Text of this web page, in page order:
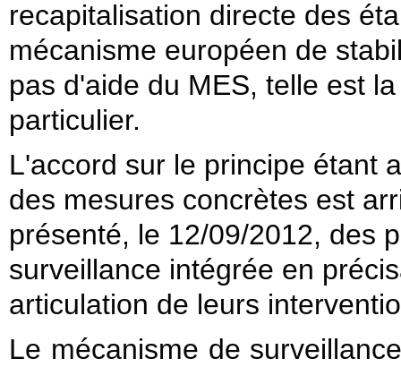
recapitalisation directe des
mécanisme européen de
pas d'aide du MES, telle est
particulier.
L'accord sur le principe étant
des mesures concrètes est
présenté, le 12/09/2012, des
surveillance intégrée en
articulation de leurs
Le mécanisme de